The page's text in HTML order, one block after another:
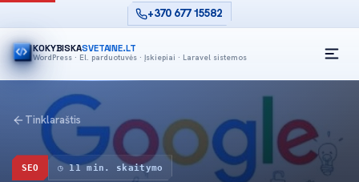
+370 677 15582
KOKYBISKASVETAINE.LT
WordPress · El. parduotuvės · Įskiepiai · Laravel sistemos
Tinklaraštis
SEO ◷ 11 min. skaitymo